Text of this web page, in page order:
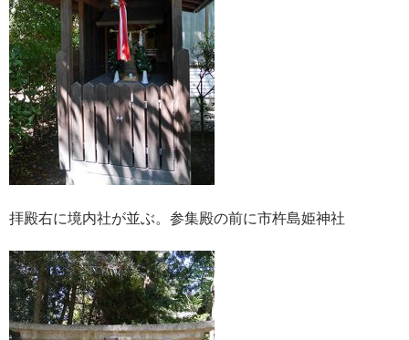
拝殿右に境内社が並ぶ。参集殿の前に市杵島姫神社